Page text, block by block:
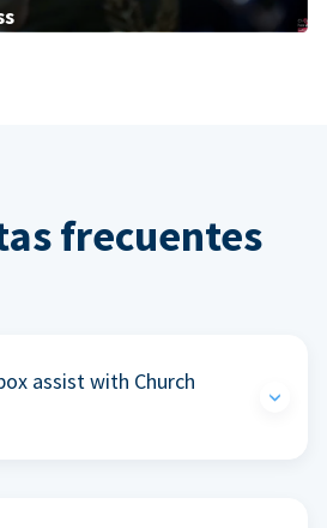
frecuentes
assist with Church